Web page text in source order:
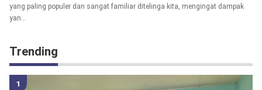
yang paling populer dan sangat familiar ditelinga kita, mengingat dampak
yan...
Trending